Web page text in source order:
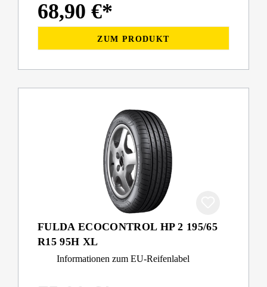
68,90 €*
ZUM PRODUKT
FULDA ECOCONTROL HP 2 195/65
R15 95H XL
Informationen zum EU-Reifenlabel